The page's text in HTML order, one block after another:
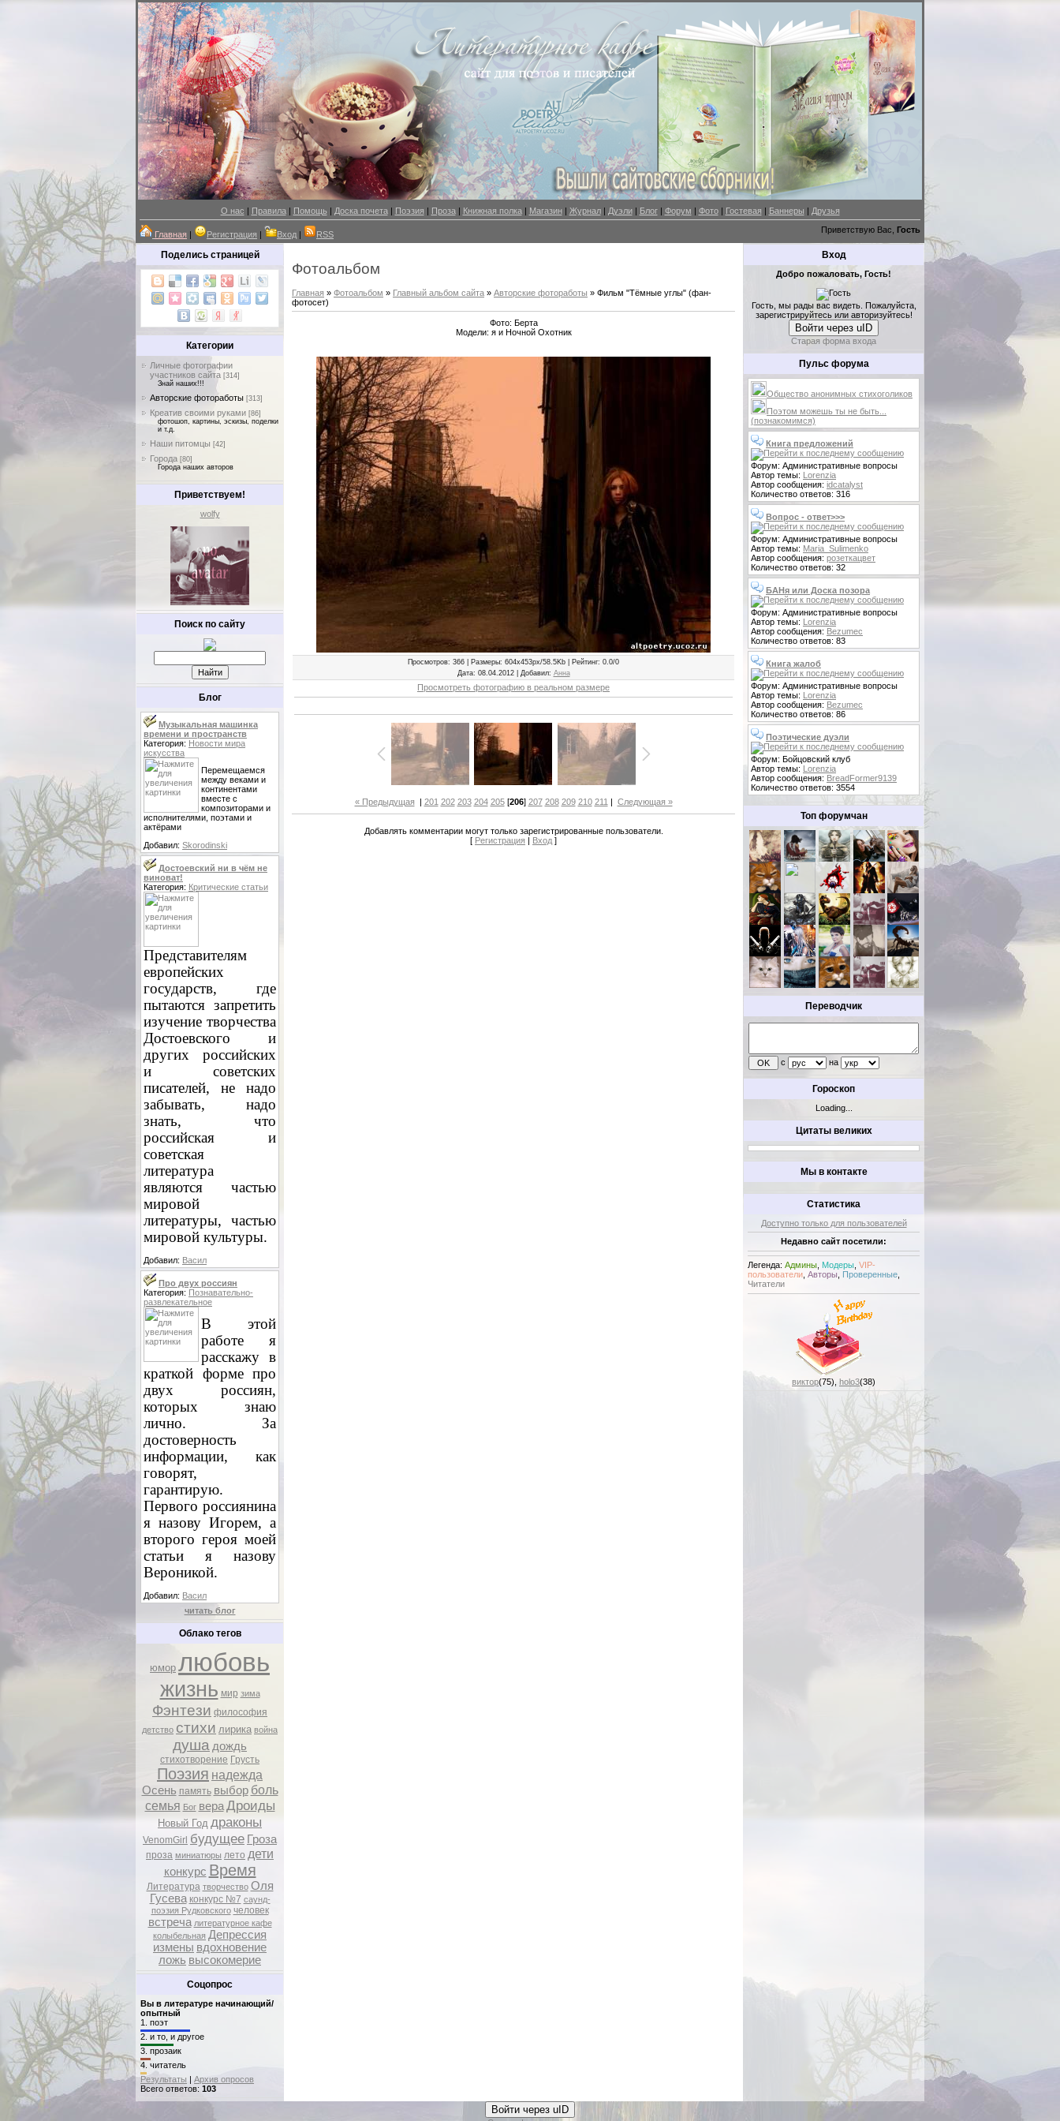
О нас | Правила| Помощь | Доска почета| Поэзия | Проза| Книжная полка| Магазин| Журнал| Дуэли| Блог| Форум | Фото| Гостевая | Баннеры | Друзья
Главная | Регистрация | Вход | RSS Приветствую Вас, Гость
Поделись страницей
Категории
Личные фотографии
участников сайта [314]
Знай наших!!!
Авторские фотоработы [313]
Креатив своими руками [86]
фотошоп, картины, эскизы, поделки
и т.д.
Наши питомцы [42]
Города [80]
Города наших авторов
Приветствуем!
wolfy
Поиск по сайту
Блог
Музыкальная машинка
времени и пространств
Категория: Новости мира
искусства
Перемещаемся
между веками и
континентами
вместе с
композиторами и
исполнителями, поэтами и
актёрами
Добавил: Skorodinski
Достоевский ни в чём не
виноват!
Категория: Критические статьи
Представителям
европейских
государств, где
пытаются запретить
изучение творчества
Достоевского и
других российских
и советских
писателей, не надо
забывать, надо
знать, что
российская и
советская
литература
являются частью
мировой
литературы, частью
мировой культуры.
Добавил: Васил
Про двух россиян
Категория: Познавательно-
развлекательное
В этой
работе я
расскажу в
краткой форме про
двух россиян,
которых знаю
лично. За
достоверность
информации, как
говорят,
гарантирую.
Первого россиянина
я назову Игорем, а
второго героя моей
статьи я назову
Вероникой.
Добавил: Васил
читать блог
Облако тегов
юмор любовь
жизнь мир зима
Фэнтези философия
детство стихи лирика война
душа дождь
стихотворение Грусть
Поэзия надежда
Осень память выбор боль
семья Бог вера Дроиды
Новый Год драконы
VenomGirl будущее Гроза
проза миниатюры лето дети
конкурс Время
Литература творчество Оля
Гусева конкурс №7 саунд-
поэзия Рудковского человек
встреча литературное кафе
колыбельная Депрессия
измены вдохновение
ложь высокомерие
Соцопрос
Вы в литературе начинающий/
опытный
1. поэт
2. и то, и другое
3. прозаик
4. читатель
Результаты | Архив опросов
Всего ответов: 103
Фотоальбом
Главная » Фотоальбом » Главный альбом сайта » Авторские фотоработы » Фильм "Тёмные углы" (фан-
фотосет)
Фото: Берта
Модели: я и Ночной Охотник
Просмотров: 366 | Размеры: 604x453px/58.5Kb | Рейтинг: 0.0/0
Дата: 08.04.2012 | Добавил: Анна
Просмотреть фотографию в реальном размере
« Предыдущая 201 202 203 204 205[206] 207 208 209 210 211 Следующая »
Добавлять комментарии могут только зарегистрированные пользователи.
[ Регистрация | Вход ]
Вход
Добро пожаловать, Гость!
Гость, мы рады вас видеть. Пожалуйста,
зарегистрируйтесь или авторизуйтесь!
Войти через uID
Старая форма входа
Пульс форума
Общество анонимных стихоголиков
Поэтом можешь ты не быть...
(познакомимся)
Книга предложений
Форум: Административные вопросы
Автор темы: Lorenzia
Автор сообщения: idcatalyst
Количество ответов: 316
Вопрос - ответ>>>
Форум: Административные вопросы
Автор темы: Maria_Sulimenko
Автор сообщения: розеткацвет
Количество ответов: 32
БАНя или Доска позора
Форум: Административные вопросы
Автор темы: Lorenzia
Автор сообщения: Bezumec
Количество ответов: 83
Книга жалоб
Форум: Административные вопросы
Автор темы: Lorenzia
Автор сообщения: Bezumec
Количество ответов: 86
Поэтические дуэли
Форум: Бойцовский клуб
Автор темы: Lorenzia
Автор сообщения: BreadFormer9139
Количество ответов: 3554
Топ форумчан
Переводчик
с на
Гороскоп
Loading...
Цитаты великих
Мы в контакте
Статистика
Доступно только для пользователей
Недавно сайт посетили:
Легенда: Админы Модеры VIP-
пользователи Авторы Проверенные
Читатели
виктор(75) holo3(38)
Войти через uID